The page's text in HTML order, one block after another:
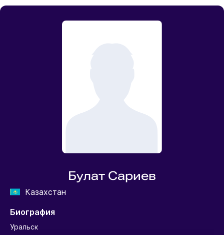
Булат Сариев
Казахстан
Биография
Уральск